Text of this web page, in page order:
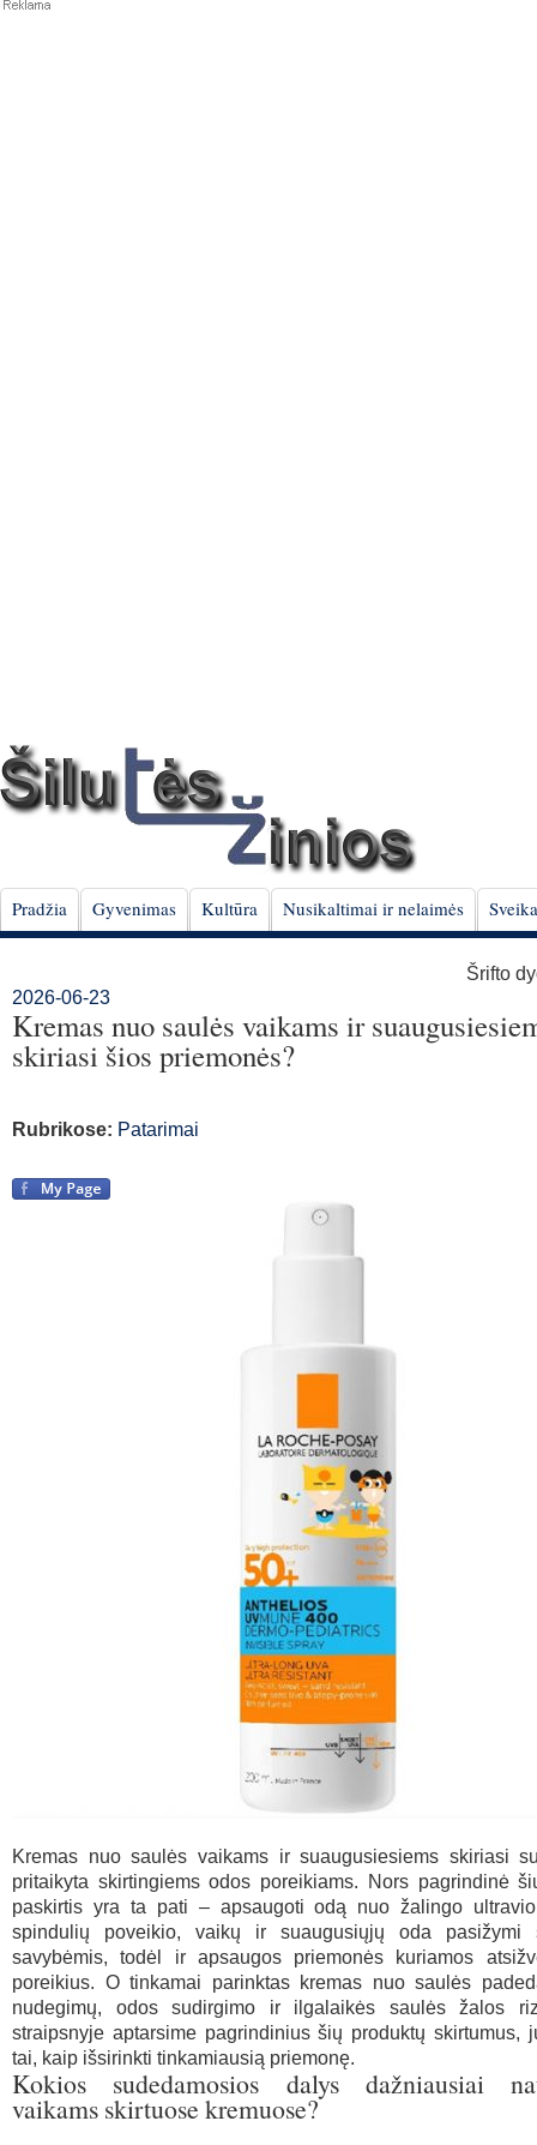
Pradžia Gyvenimas Kultūra Nusikaltimai ir nelaimės
Šrifto
2026-06-23
Kremas nuo saulės vaikams ir
skiriasi šios priemonės?
Rubrikose: Patarimai
Kremas nuo saulės vaikams ir suaugusiesiems skiriasi
pritaikyta skirtingiems odos poreikiams. Nors pagrindinė
paskirtis yra ta pati – apsaugoti odą nuo žalingo
spindulių poveikio, vaikų ir suaugusiųjų oda pasižymi
savybėmis, todėl ir apsaugos priemonės kuriamos
poreikius. O tinkamai parinktas kremas nuo saulės
nudegimų, odos sudirgimo ir ilgalaikės saulės žalos
straipsnyje aptarsime pagrindinius šių produktų skirtumus,
tai, kaip išsirinkti tinkamiausią priemonę.
Kokios sudedamosios dalys dažniausiai
vaikams skirtuose kremuose?